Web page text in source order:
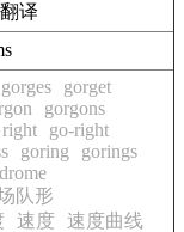
译
gorges
gorget
gorgons
right
go-right
goring
gorings
队形
速度
速度曲线